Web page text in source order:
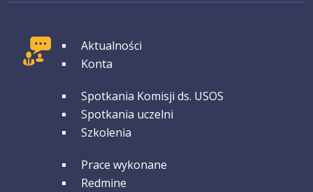
GRUPA 1Aktualności
Konta
GRUPA 2Spotkania Komisji ds. USOS
Spotkania uczelni
Szkolenia
GRUPA 3Prace wykonane
Redmine